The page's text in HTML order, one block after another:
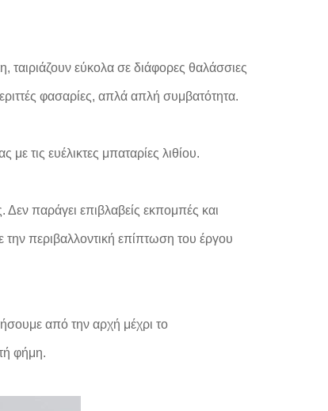
ταιριάζουν εύκολα σε διάφορες θαλάσσιες
φασαρίες, απλά απλή συμβατότητα.
τις ευέλικτες μπαταρίες λιθίου.
Δεν παράγει επιβλαβείς εκπομπές και
περιβαλλοντική επίπτωση του έργου
από την αρχή μέχρι το
φήμη.